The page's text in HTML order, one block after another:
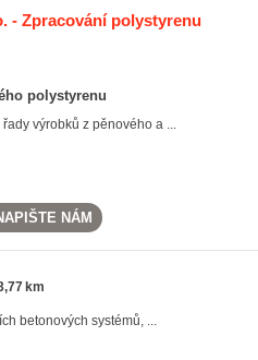
- Zpracování polystyrenu
polystyrenu
výrobků z pěnového a ...
NÁM
km
betonových systémů, ...